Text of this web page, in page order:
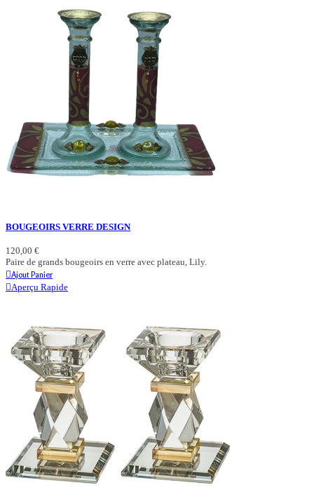
BOUGEOIRS VERRE DESIGN
120,00 €
Paire de grands bougeoirs en verre avec plateau, Lily.
Ajout Panier
Aperçu Rapide